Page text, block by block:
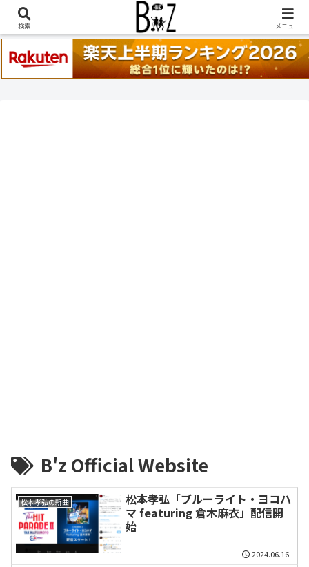
稲葉浩志『en-Zepp』『enⅣ』セトリ一覧はこちら
B'z Official Website
松本孝弘の新曲
松本孝弘「ブルーライト・ヨコハ
マ featuring 倉木麻衣」配信開
始
2024.06.16
検索 メニュー